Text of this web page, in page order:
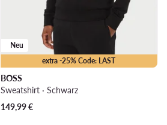
extra -25% Code: LAST
Neu
BOSS
Sweatshirt · Schwarz
149,99€